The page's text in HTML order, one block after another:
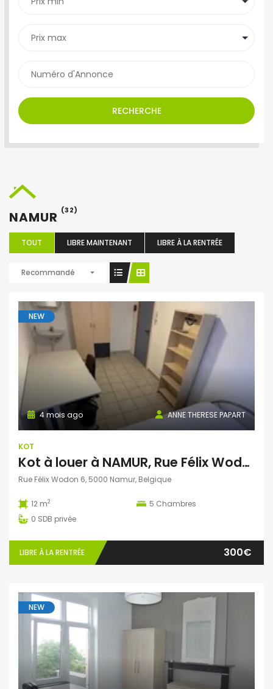
RECHERCHE
NAMUR (32)
TOUT LIBRE MAINTENANT LIBRE À LA RENTRÉE
Recommandé
NEW
ANNE THERESE PAPART
4 mois ago
KOT
Kot à louer à NAMUR, Rue Félix Wodon, 6, proche de la gare, du centre ville et des Université et Hautes Ecoles
Rue Félix Wodon 6, 5000 Namur, Belgique
12 m2 5 Chambres
0 SDB privée
LIBRE À LA RENTRÉE 300€
NEW